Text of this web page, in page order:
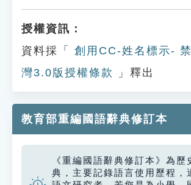
授權資訊：
資料採「
創用CC-姓名標示-
灣3.0版授權條款
」釋出
教育部重編國語辭典修訂本
《重編國語辭典修訂本》為歷
典，主要記錄語言使用歷程，